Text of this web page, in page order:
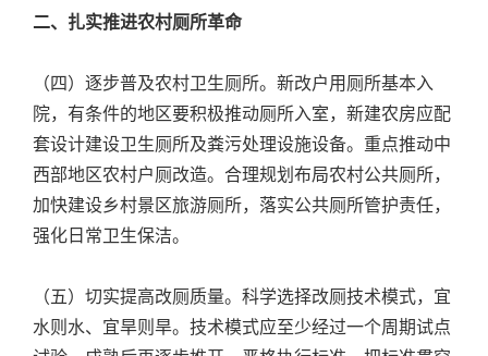
二、扎实推进农村厕所革命
（四）逐步普及农村卫生厕所。新改户用厕所基本入
院，有条件的地区要积极推动厕所入室，新建农房应配
套设计建设卫生厕所及粪污处理设施设备。重点推动中
西部地区农村户厕改造。合理规划布局农村公共厕所，
加快建设乡村景区旅游厕所，落实公共厕所管护责任，
强化日常卫生保洁。
（五）切实提高改厕质量。科学选择改厕技术模式，宜
水则水、宜旱则旱。技术模式应至少经过一个周期试点